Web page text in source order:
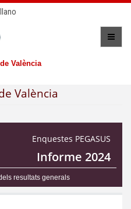
València
València
Enquestes PEGASUS
Informe 2024
resultats generals